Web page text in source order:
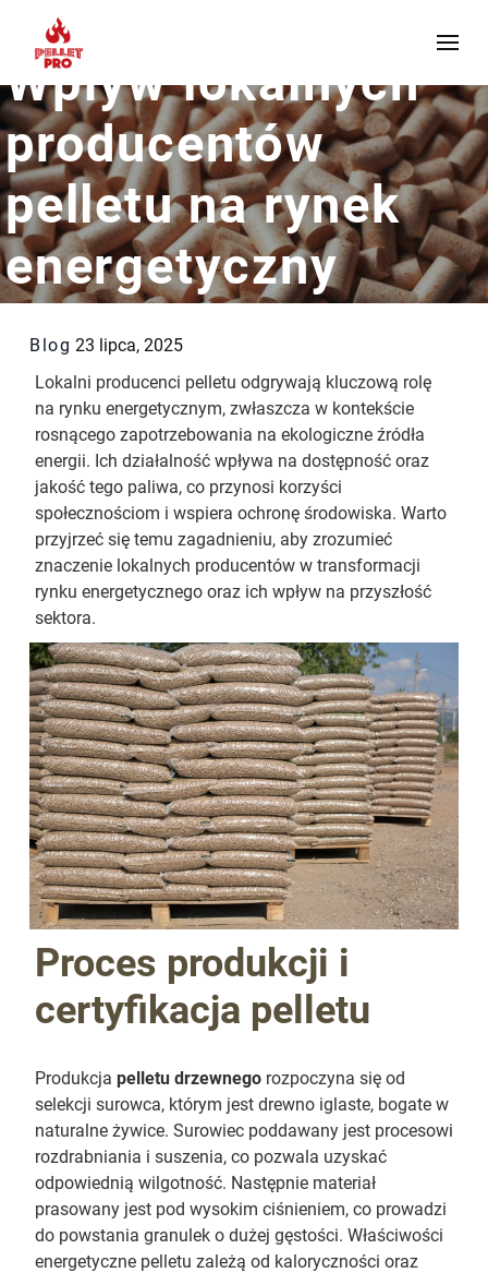
Wpływ lokalnych
producentów
pelletu na rynek
energetyczny
Blog 23 lipca, 2025
Lokalni producenci pelletu odgrywają kluczową rolę
na rynku energetycznym, zwłaszcza w kontekście
rosnącego zapotrzebowania na ekologiczne źródła
energii. Ich działalność wpływa na dostępność oraz
jakość tego paliwa, co przynosi korzyści
społecznościom i wspiera ochronę środowiska. Warto
przyjrzeć się temu zagadnieniu, aby zrozumieć
znaczenie lokalnych producentów w transformacji
rynku energetycznego oraz ich wpływ na przyszłość
sektora.
Proces produkcji i
certyfikacja pelletu
Produkcja pelletu drzewnego rozpoczyna się od
selekcji surowca, którym jest drewno iglaste, bogate w
naturalne żywice. Surowiec poddawany jest procesowi
rozdrabniania i suszenia, co pozwala uzyskać
odpowiednią wilgotność. Następnie materiał
prasowany jest pod wysokim ciśnieniem, co prowadzi
do powstania granulek o dużej gęstości. Właściwości
energetyczne pelletu zależą od kaloryczności oraz